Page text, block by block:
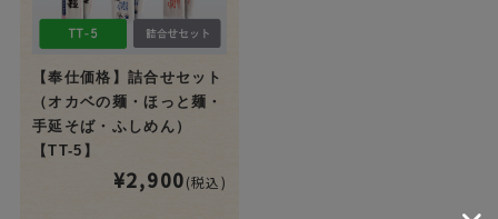
【奉仕価格】詰合せセット
（オカベの麺・ほっと麺・
手延そば・ふしめん）
【TT-5】
¥2,900(税込)